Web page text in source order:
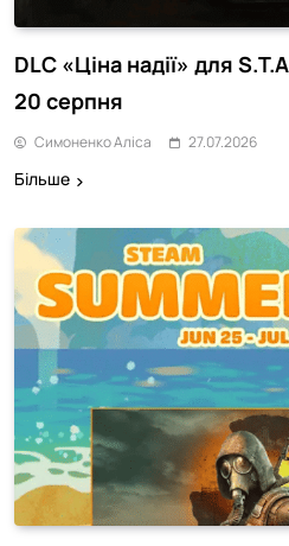
DLC «Ціна надії» для
20 серпня
Симоненко Аліса 27.07.2026
Більше